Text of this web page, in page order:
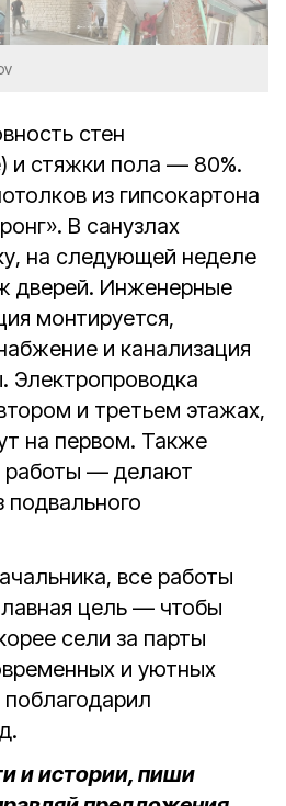
стен
и стяжки пола — 80%.
из гипсокартона
В санузлах
на следующей неделе
дверей. Инженерные
монтируется,
и канализация
Электропроводка
и третьем этажах,
на первом. Также
работы — делают
подвального
все работы
цель — чтобы
сели за парты
и уютных
и истории, пиши